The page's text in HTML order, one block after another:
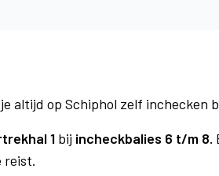
altijd op Schiphol zelf inchecken
1 bij incheckbalies 6 t/m 8.
reist.